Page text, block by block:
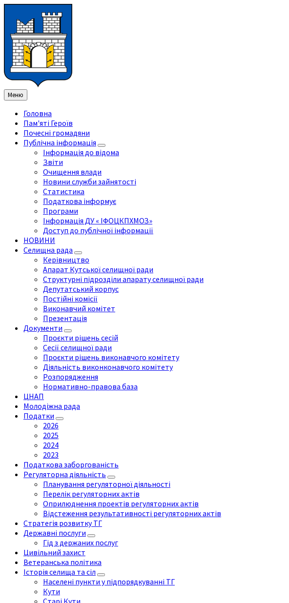
змісту
ліву
бічну
панель
праву
бічну
панель
нижнього
колонтитула
Меню
Головна
Пам'яті Героїв
Почесні громадяни
Публічна інформація
Інформація до відома
Звіти
Очищення влади
Новини служби зайнятості
Статистика
Податкова інформує
Програми
Інформація ДУ « ІФОЦКПХМОЗ»
Доступ до публічної інформації
НОВИНИ
Селищна рада
Керівництво
Апарат Кутської селищної ради
Структурні підрозділи апарату селищної ради
Депутатський корпус
Постійні комісії
Виконавчий комітет
Презентація
Документи
Проєкти рішень сесій
Сесії селищної ради
Проєкти рішень виконавчого комітету
Діяльність виконконавчого комітету
Розпорядження
Нормативно-правова база
ЦНАП
Молодіжна рада
Податки
2026
2025
2024
2023
Податкова заборгованість
Регуляторна діяльність
Планування регуляторної діяльності
Перелік регуляторних актів
Оприлюднення проектів регуляторних актів
Відстеження результативності регуляторних актів
Стратегія розвитку ТГ
Державні послуги
Гід з держаних послуг
Цивільний захист
Ветеранська політика
Історія селища та сіл
Населені пункти у підпорядкуванні ТГ
Кути
Старі Кути